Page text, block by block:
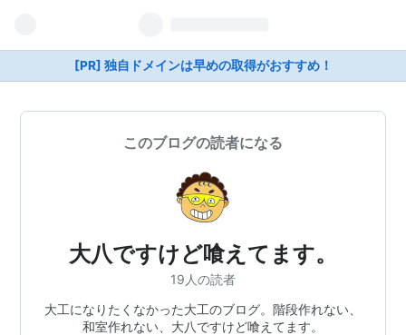
[PR] 独自ドメインは早めの取得がおすすめ！
このブログの読者になる
大八ですけど喰えてます。
19人の読者
大工になりたくなかった大工のブログ。階段作れない、
和室作れない、大八ですけど喰えてます。